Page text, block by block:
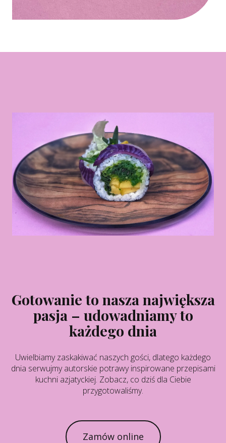
Gotowanie to nasza największa
pasja – udowadniamy to
każdego dnia
Uwielbiamy zaskakiwać naszych gości, dlatego każdego
dnia serwujmy autorskie potrawy inspirowane przepisami
kuchni azjatyckiej. Zobacz, co dziś dla Ciebie
przygotowaliśmy.
Zamów online